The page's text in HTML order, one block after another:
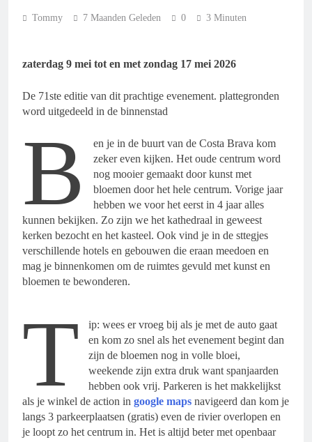
Tommy 7 Maanden Geleden 0 3 Minuten
zaterdag 9 mei tot en met zondag 17 mei 2026
De 71ste editie van dit prachtige evenement. plattegronden
word uitgedeeld in de binnenstad
B
en je in de buurt van de Costa Brava kom
zeker even kijken. Het oude centrum word
nog mooier gemaakt door kunst met
bloemen door het hele centrum. Vorige jaar
hebben we voor het eerst in 4 jaar alles
kunnen bekijken. Zo zijn we het kathedraal in geweest
kerken bezocht en het kasteel. Ook vind je in de sttegjes
verschillende hotels en gebouwen die eraan meedoen en
mag je binnenkomen om de ruimtes gevuld met kunst en
bloemen te bewonderen.
T
ip: wees er vroeg bij als je met de auto gaat
en kom zo snel als het evenement begint dan
zijn de bloemen nog in volle bloei,
weekende zijn extra druk want spanjaarden
hebben ook vrij. Parkeren is het makkelijkst
als je winkel de action in google maps navigeerd dan kom je
langs 3 parkeerplaatsen (gratis) even de rivier overlopen en
je loopt zo het centrum in. Het is altijd beter met openbaar